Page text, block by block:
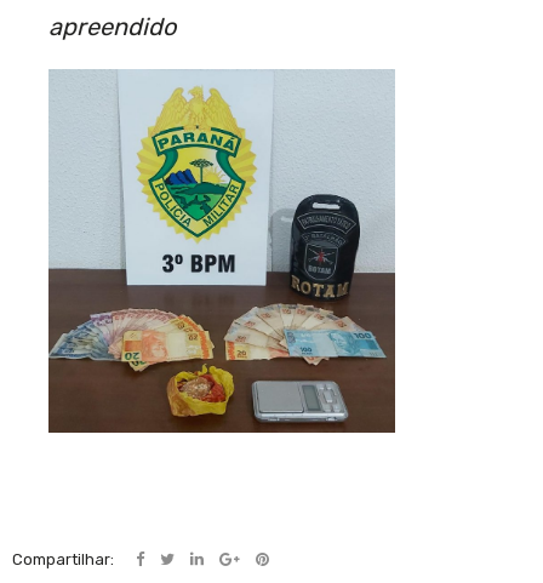
apreendido
Compartilhar: